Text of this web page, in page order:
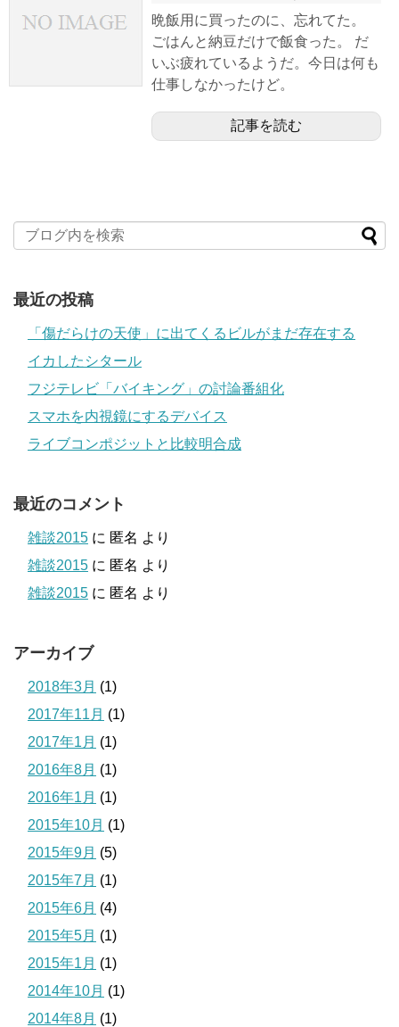
晩飯用に買ったのに、忘れてた。
ごはんと納豆だけで飯食った。 だ
いぶ疲れているようだ。今日は何も
仕事しなかったけど。
記事を読む
最近の投稿
「傷だらけの天使」に出てくるビルがまだ存在する
イカしたシタール
フジテレビ「バイキング」の討論番組化
スマホを内視鏡にするデバイス
ライブコンポジットと比較明合成
最近のコメント
雑談2015 に 匿名 より
雑談2015 に 匿名 より
雑談2015 に 匿名 より
アーカイブ
2018年3月 (1)
2017年11月 (1)
2017年1月 (1)
2016年8月 (1)
2016年1月 (1)
2015年10月 (1)
2015年9月 (5)
2015年7月 (1)
2015年6月 (4)
2015年5月 (1)
2015年1月 (1)
2014年10月 (1)
2014年8月 (1)